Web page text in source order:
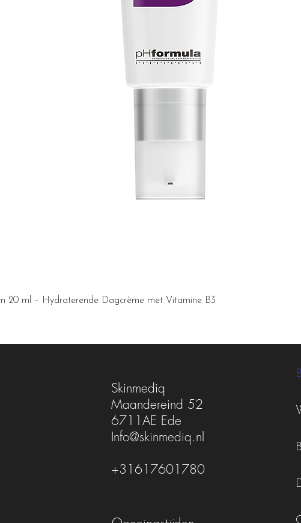
Quick View
20 ml – Hydraterende Dagcrème met Vitamine B3
Skinmediq
Maandereind 52
6711AE Ede
Info@skinmediq.nl
+31617601780